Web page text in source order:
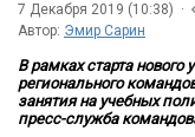
7 Декабря 2019 (10:38) ·
Автор: Эмир Сарин
В рамках старта нового
регионального
занятия на учебных
пресс-служба